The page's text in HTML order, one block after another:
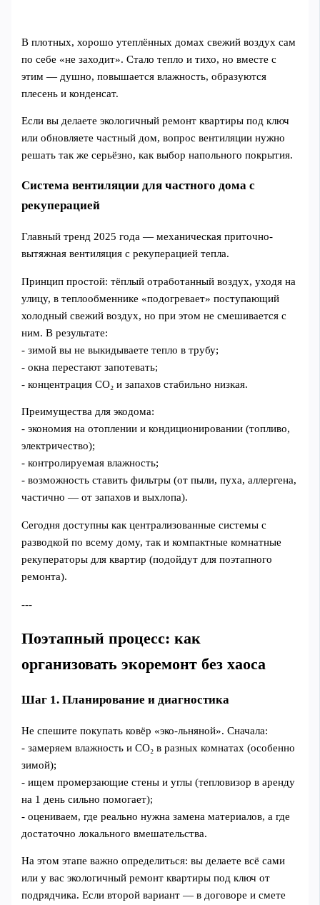
В плотных, хорошо утеплённых домах свежий воздух сам
по себе «не заходит». Стало тепло и тихо, но вместе с
этим — душно, повышается влажность, образуются
плесень и конденсат.
Если вы делаете экологичный ремонт квартиры под ключ
или обновляете частный дом, вопрос вентиляции нужно
решать так же серьёзно, как выбор напольного покрытия.
Система вентиляции для частного дома с
рекуперацией
Главный тренд 2025 года — механическая приточно-
вытяжная вентиляция с рекуперацией тепла.
Принцип простой: тёплый отработанный воздух, уходя на
улицу, в теплообменнике «подогревает» поступающий
холодный свежий воздух, но при этом не смешивается с
ним. В результате:
- зимой вы не выкидываете тепло в трубу;
- окна перестают запотевать;
- концентрация CO₂ и запахов стабильно низкая.
Преимущества для экодома:
- экономия на отоплении и кондиционировании (топливо,
электричество);
- контролируемая влажность;
- возможность ставить фильтры (от пыли, пуха, аллергена,
частично — от запахов и выхлопа).
Сегодня доступны как централизованные системы с
разводкой по всему дому, так и компактные комнатные
рекуператоры для квартир (подойдут для поэтапного
ремонта).
---
Поэтапный процесс: как
организовать экоремонт без хаоса
Шаг 1. Планирование и диагностика
Не спешите покупать ковёр «эко-льняной». Сначала:
- замеряем влажность и CO₂ в разных комнатах (особенно
зимой);
- ищем промерзающие стены и углы (тепловизор в аренду
на 1 день сильно помогает);
- оцениваем, где реально нужна замена материалов, а где
достаточно локального вмешательства.
На этом этапе важно определиться: вы делаете всё сами
или у вас экологичный ремонт квартиры под ключ от
подрядчика. Если второй вариант — в договоре и смете